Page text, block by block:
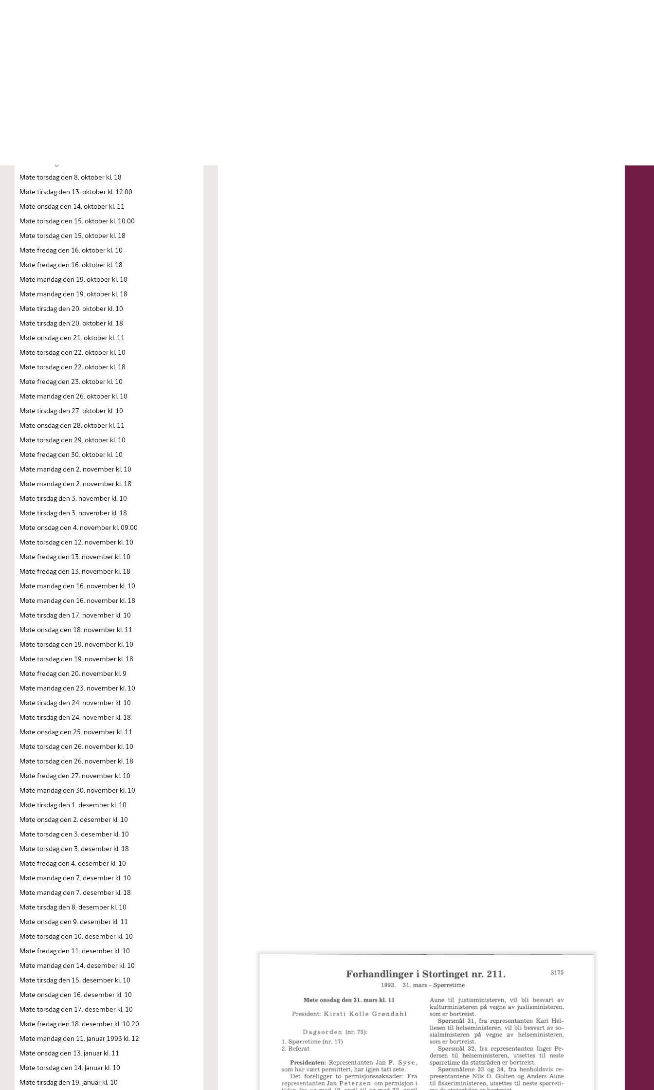
Møte torsdag den 8. oktober kl. 18
Møte tirsdag den 13. oktober kl. 12.00
Møte onsdag den 14. oktober kl. 11
Møte torsdag den 15. oktober kl. 10.00
Møte torsdag den 15. oktober kl. 18
Møte fredag den 16. oktober kl. 10
Møte fredag den 16. oktober kl. 18
Møte mandag den 19. oktober kl. 10
Møte mandag den 19. oktober kl. 18
Møte tirsdag den 20. oktober kl. 10
Møte tirsdag den 20. oktober kl. 18
Møte onsdag den 21. oktober kl. 11
Møte torsdag den 22. oktober kl. 10
Møte torsdag den 22. oktober kl. 18
Møte fredag den 23. oktober kl. 10
Møte mandag den 26. oktober kl. 10
Møte tirsdag den 27. oktober kl. 10
Møte onsdag den 28. oktober kl. 11
Møte torsdag den 29. oktober kl. 10
Møte fredag den 30. oktober kl. 10
Møte mandag den 2. november kl. 10
Møte mandag den 2. november kl. 18
Møte tirsdag den 3. november kl. 10
Møte tirsdag den 3. november kl. 18
Møte onsdag den 4. november kl. 09.00
Møte torsdag den 12. november kl. 10
Møte fredag den 13. november kl. 10
Møte fredag den 13. november kl. 18
Møte mandag den 16. november kl. 10
Møte mandag den 16. november kl. 18
Møte tirsdag den 17. november kl. 10
Møte onsdag den 18. november kl. 11
Møte torsdag den 19. november kl. 10
Møte torsdag den 19. november kl. 18
Møte fredag den 20. november kl. 9
Møte mandag den 23. november kl. 10
Møte tirsdag den 24. november kl. 10
Møte tirsdag den 24. november kl. 18
Møte onsdag den 25. november kl. 11
Møte torsdag den 26. november kl. 10
Møte torsdag den 26. november kl. 18
Møte fredag den 27. november kl. 10
Møte mandag den 30. november kl. 10
Møte tirsdag den 1. desember kl. 10
Møte onsdag den 2. desember kl. 10
Møte torsdag den 3. desember kl. 10
Møte torsdag den 3. desember kl. 18
Møte fredag den 4. desember kl. 10
Møte mandag den 7. desember kl. 10
Møte mandag den 7. desember kl. 18
Møte tirsdag den 8. desember kl. 10
Møte onsdag den 9. desember kl. 11
Møte torsdag den 10. desember kl. 10
Møte fredag den 11. desember kl. 10
Møte mandag den 14. desember kl. 10
Møte tirsdag den 15. desember kl. 10
Møte onsdag den 16. desember kl. 10
Møte torsdag den 17. desember kl. 10
Møte fredag den 18. desember kl. 10.20
Møte mandag den 11. januar 1993 kl. 12
Møte onsdag den 13. januar kl. 11
Møte torsdag den 14. januar kl. 10
Møte tirsdag den 19. januar kl. 10